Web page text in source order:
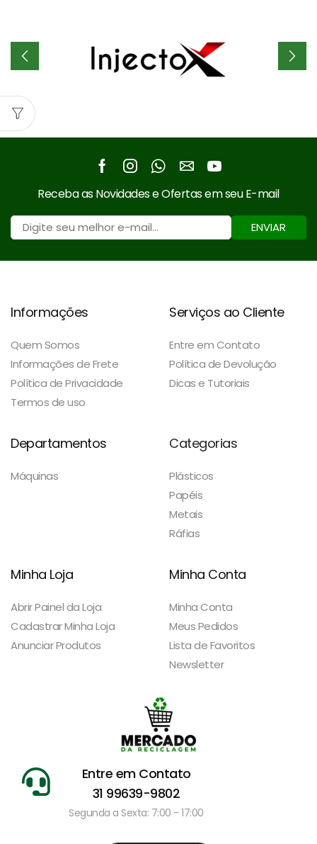
Facebook
Instagram
Whatsapp
EmailYoutube
Receba as Novidades e Ofertas em seu E-mail
ENVIAR
Informações
Quem Somos
Informações de Frete
Política de Privacidade
Termos de uso
Serviços ao Cliente
Entre em Contato
Política de Devolução
Dicas e Tutoriais
Departamentos
Máquinas
Categorias
Plásticos
Papéis
Metais
Ráfias
Minha Loja
Abrir Painel da Loja
Cadastrar Minha Loja
Anunciar Produtos
Minha Conta
Minha Conta
Meus Pedidos
Lista de Favoritos
Newsletter
Entre em Contato
31 99639-9802
Segunda a Sexta: 7:00 - 17:00